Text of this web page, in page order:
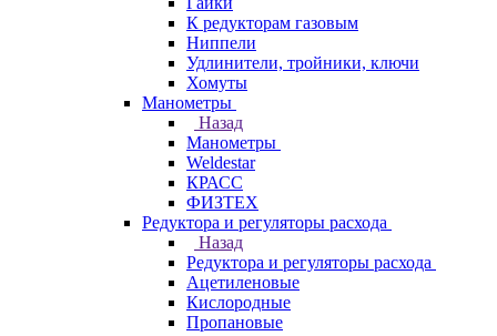
К редукторам газовым
Ниппели
Удлинители, тройники, ключи
Хомуты
Манометры
Назад
Манометры
Weldestar
КРАСС
ФИЗТЕХ
Редуктора и регуляторы расхода
Назад
Редуктора и регуляторы расхода
Ацетиленовые
Кислородные
Пропановые